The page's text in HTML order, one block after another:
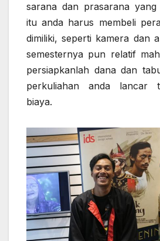
sarana dan prasarana
itu anda harus membeli
dimiliki, seperti kamera dan
semesternya pun relatif
persiapkanlah dana dan
perkuliahan anda lancar
biaya.